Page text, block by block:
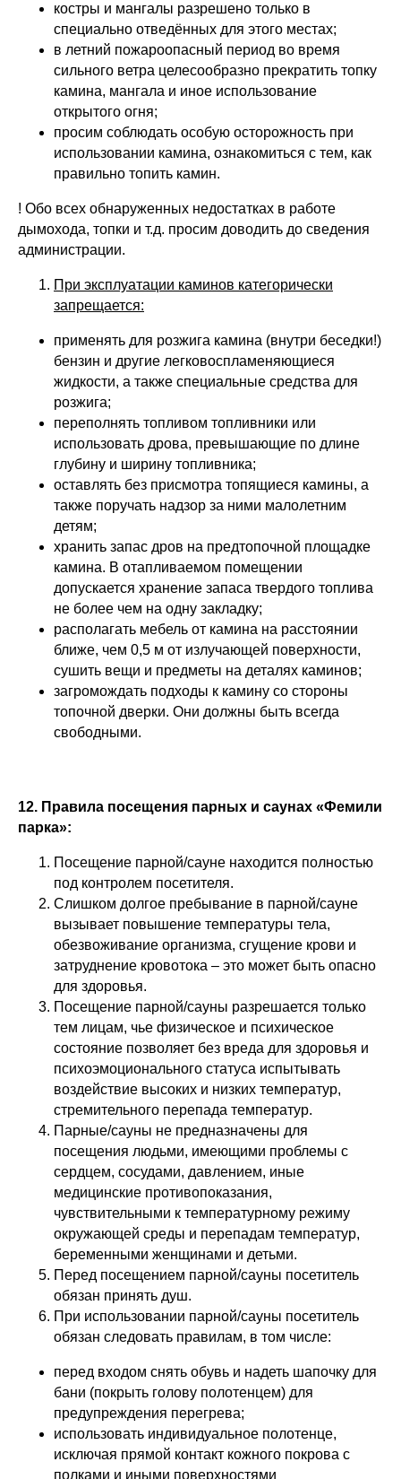
костры и мангалы разрешено только в
специально отведённых для этого местах;
в летний пожароопасный период во время
сильного ветра целесообразно прекратить топку
камина, мангала и иное использование
открытого огня;
просим соблюдать особую осторожность при
использовании камина, ознакомиться с тем, как
правильно топить камин.
! Обо всех обнаруженных недостатках в работе
дымохода, топки и т.д. просим доводить до сведения
администрации.
При эксплуатации каминов категорически
запрещается:
применять для розжига камина (внутри беседки!)
бензин и другие легковоспламеняющиеся
жидкости, а также специальные средства для
розжига;
переполнять топливом топливники или
использовать дрова, превышающие по длине
глубину и ширину топливника;
оставлять без присмотра топящиеся камины, а
также поручать надзор за ними малолетним
детям;
хранить запас дров на предтопочной площадке
камина. В отапливаемом помещении
допускается хранение запаса твердого топлива
не более чем на одну закладку;
располагать мебель от камина на расстоянии
ближе, чем 0,5 м от излучающей поверхности,
сушить вещи и предметы на деталях каминов;
загромождать подходы к камину со стороны
топочной дверки. Они должны быть всегда
свободными.
12. Правила посещения парных и саунах «Фемили
парка»:
Посещение парной/сауне находится полностью
под контролем посетителя.
Слишком долгое пребывание в парной/сауне
вызывает повышение температуры тела,
обезвоживание организма, сгущение крови и
затруднение кровотока – это может быть опасно
для здоровья.
Посещение парной/сауны разрешается только
тем лицам, чье физическое и психическое
состояние позволяет без вреда для здоровья и
психоэмоционального статуса испытывать
воздействие высоких и низких температур,
стремительного перепада температур.
Парные/сауны не предназначены для
посещения людьми, имеющими проблемы с
сердцем, сосудами, давлением, иные
медицинские противопоказания,
чувствительными к температурному режиму
окружающей среды и перепадам температур,
беременными женщинами и детьми.
Перед посещением парной/сауны посетитель
обязан принять душ.
При использовании парной/сауны посетитель
обязан следовать правилам, в том числе:
перед входом снять обувь и надеть шапочку для
бани (покрыть голову полотенцем) для
предупреждения перегрева;
использовать индивидуальное полотенце,
исключая прямой контакт кожного покрова с
полками и иными поверхностями